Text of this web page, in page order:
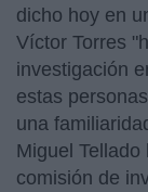
dicho hoy en
Víctor Torres
investigación
estas
una
Miguel
comisión de